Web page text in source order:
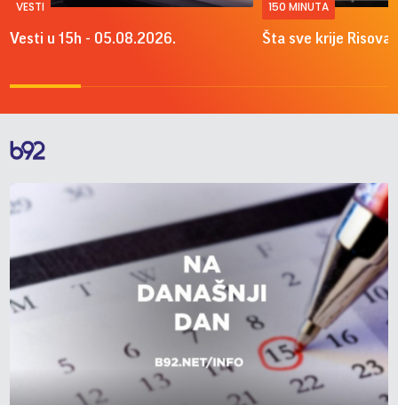
VESTI
Vesti u 15h - 05.08.2026.
150 MINUTA
Šta sve krije